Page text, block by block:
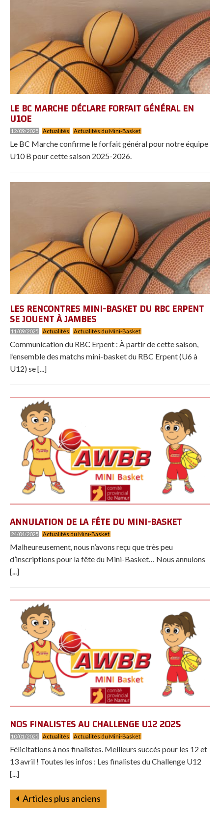
LE BC MARCHE DÉCLARE FORFAIT GÉNÉRAL EN
U10E
12/09/2025 Actualités Actualités du Mini-Basket
Le BC Marche confirme le forfait général pour notre équipe
U10 B pour cette saison 2025-2026.
LES RENCONTRES MINI-BASKET DU RBC ERPENT
SE JOUENT À JAMBES
11/09/2025 Actualités Actualités du Mini-Basket
Communication du RBC Erpent : À partir de cette saison,
l’ensemble des matchs mini-basket du RBC Erpent (U6 à
U12) se [...]
ANNULATION DE LA FÊTE DU MINI-BASKET
24/04/2025 Actualités du Mini-Basket
Malheureusement, nous n’avons reçu que très peu
d’inscriptions pour la fête du Mini-Basket… Nous annulons
[...]
NOS FINALISTES AU CHALLENGE U12 2025
10/01/2025 Actualités Actualités du Mini-Basket
Félicitations à nos finalistes. Meilleurs succès pour les 12 et
13 avril ! Toutes les infos : Les finalistes du Challenge U12
[...]
Articles plus anciens